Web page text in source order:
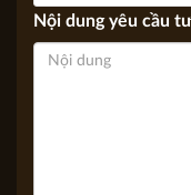
Bạn quan tâm